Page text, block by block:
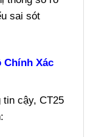
sai sót
Chính Xác
tin cậy, CT25